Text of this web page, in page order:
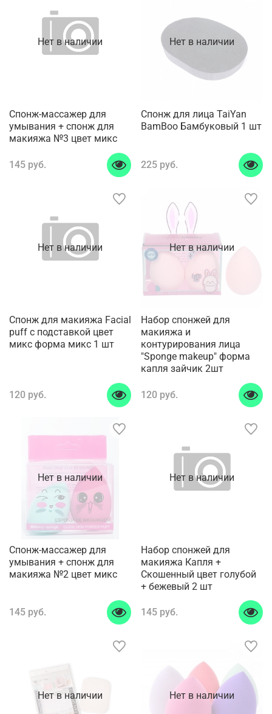
Нет в наличии
Спонж-массажер для
умывания + спонж для
макияжа №3 цвет микс
145 руб.
Нет в наличии
Спонж для лица TaiYan
BamBoo Бамбуковый 1 шт
225 руб.
Нет в наличии
Спонж для макияжа Facial
puff с подставкой цвет
микс форма микс 1 шт
120 руб.
Нет в наличии
Набор спонжей для
макияжа и
контурирования лица
"Sponge makeup" форма
капля зайчик 2шт
120 руб.
Нет в наличии
Спонж-массажер для
умывания + спонж для
макияжа №2 цвет микс
145 руб.
Нет в наличии
Набор спонжей для
макияжа Капля +
Скошенный цвет голубой
+ бежевый 2 шт
145 руб.
Нет в наличии Нет в наличии